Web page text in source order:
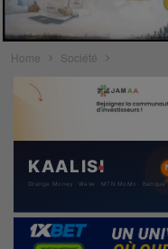
Home Société